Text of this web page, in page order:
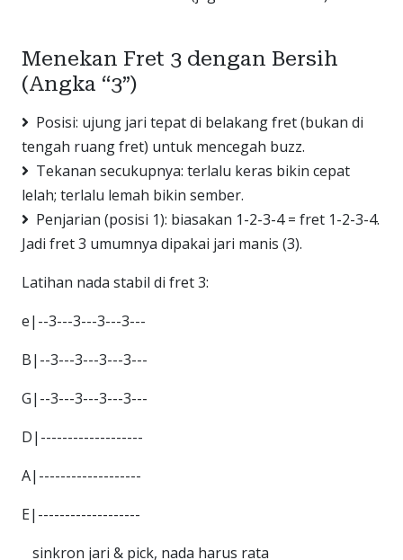
Menekan Fret 3 dengan Bersih
(Angka “3”)
Posisi: ujung jari tepat di belakang fret (bukan di
tengah ruang fret) untuk mencegah buzz.
Tekanan secukupnya: terlalu keras bikin cepat
lelah; terlalu lemah bikin sember.
Penjarian (posisi 1): biasakan 1-2-3-4 = fret 1-2-3-4.
Jadi fret 3 umumnya dipakai jari manis (3).
Latihan nada stabil di fret 3:
e|--3---3---3---3---
B|--3---3---3---3---
G|--3---3---3---3---
D|-------------------
A|-------------------
E|-------------------
sinkron jari & pick, nada harus rata